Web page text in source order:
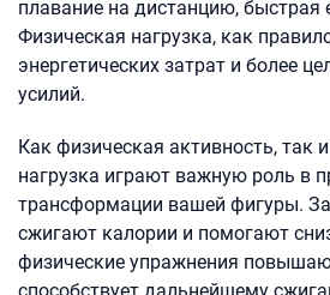
плавание на дистанцию, быстрая
Физическая нагрузка, как
энергетических затрат и более
усилий.
Как физическая активность, так
нагрузка играют важную роль в
трансформации вашей фигуры.
сжигают калории и помогают
физические упражнения